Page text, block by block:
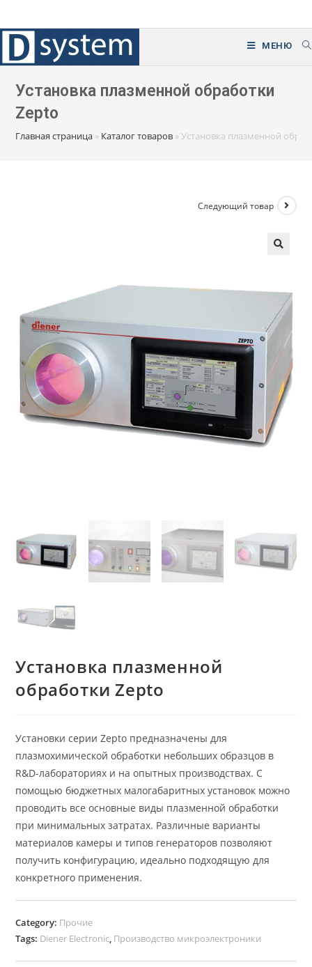
к
содержимому
МЕНЮ
Установка плазменной обработки
Zepto
Главная страница » Каталог товаров »Установка плазменной
Следующий товар
Установка плазменной
обработки Zepto
Установки серии Zepto предназначены для
плазмохимической обработки небольших образцов в
R&D-лабораториях и на опытных производствах. С
помощью бюджетных малогабаритных установок можно
проводить все основные виды плазменной обработки
при минимальных затратах. Различные варианты
материалов камеры и типов генераторов позволяют
получить конфигурацию, идеально подходящую для
конкретного применения.
Category: Прочие
Tags: Diener Electronic, Производство микроэлектроники